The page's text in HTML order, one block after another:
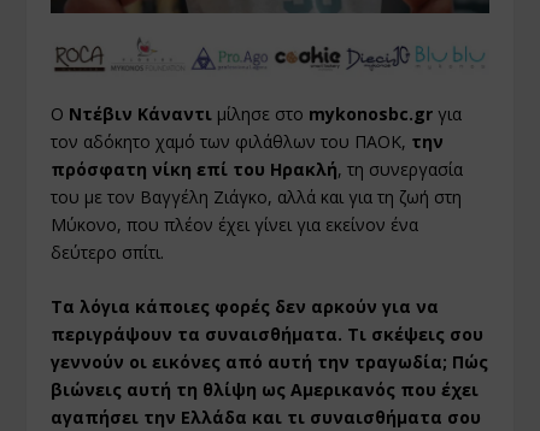
Ο Ντέβιν Κάναντι μίλησε στο mykonosbc.gr για
τον αδόκητο χαμό των φιλάθλων του ΠΑΟΚ, την
πρόσφατη νίκη επί του Ηρακλή, τη συνεργασία
του με τον Βαγγέλη Ζιάγκο, αλλά και για τη ζωή στη
Μύκονο, που πλέον έχει γίνει για εκείνον ένα
δεύτερο σπίτι.
Τα λόγια κάποιες φορές δεν αρκούν για να
περιγράψουν τα συναισθήματα. Τι σκέψεις σου
γεννούν οι εικόνες από αυτή την τραγωδία; Πώς
βιώνεις αυτή τη θλίψη ως Αμερικανός που έχει
αγαπήσει την Ελλάδα και τι συναισθήματα σου